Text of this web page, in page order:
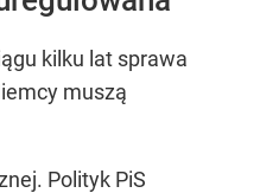
kilku lat sprawa
muszą
Polityk PiS